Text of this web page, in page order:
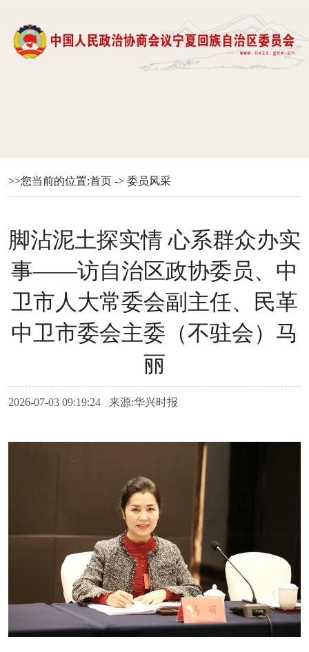
>>您当前的位置:首页 -> 委员风采
脚沾泥土探实情 心系群众办实
事——访自治区政协委员、中
卫市人大常委会副主任、民革
中卫市委会主委（不驻会）马
丽
2026-07-03 09:19:24 来源:华兴时报